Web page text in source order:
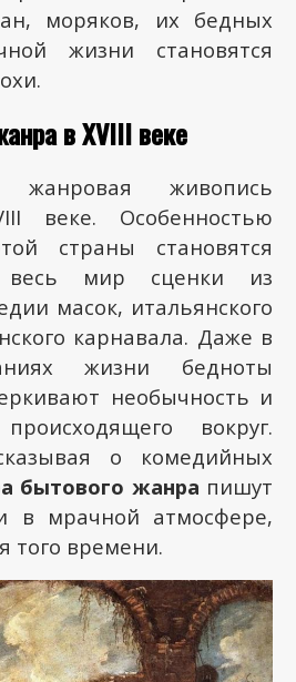
моряков, их бедных
жизни становятся
в XVIII веке
живопись
веке. Особенностью
страны становятся
весь мир сценки из
масок, итальянского
карнавала. Даже в
жизни бедноты
необычность и
вокруг.
о комедийных
бытового жанра пишут
в мрачной атмосфере,
того времени.